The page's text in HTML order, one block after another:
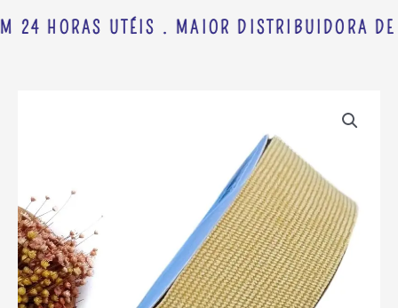
24 HORAS UTÉIS . MAIOR DISTRIBUIDORA